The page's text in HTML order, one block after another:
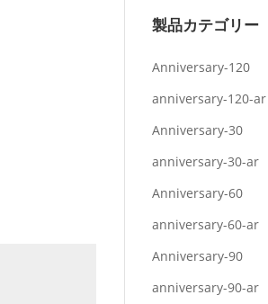
製品カテゴリー
Anniversary-120
anniversary-120-ar
Anniversary-30
anniversary-30-ar
Anniversary-60
anniversary-60-ar
Anniversary-90
anniversary-90-ar